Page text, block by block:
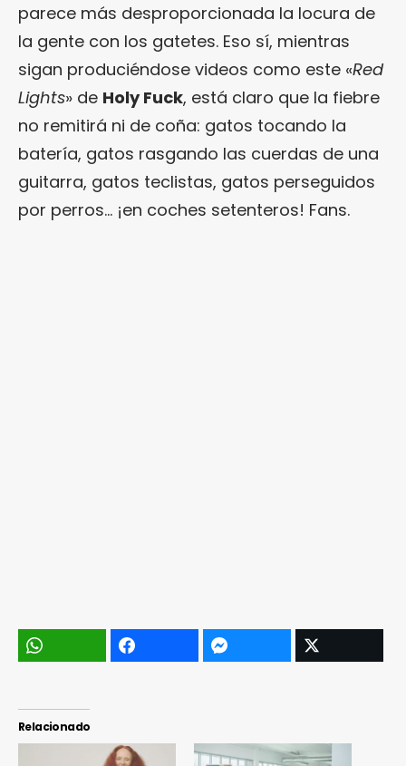
parece más desproporcionada la locura de
la gente con los gatetes. Eso sí, mientras
sigan produciéndose videos como este «Red
Lights» de Holy Fuck, está claro que la fiebre
no remitirá ni de coña: gatos tocando la
batería, gatos rasgando las cuerdas de una
guitarra, gatos teclistas, gatos perseguidos
por perros… ¡en coches setenteros! Fans.
Relacionado